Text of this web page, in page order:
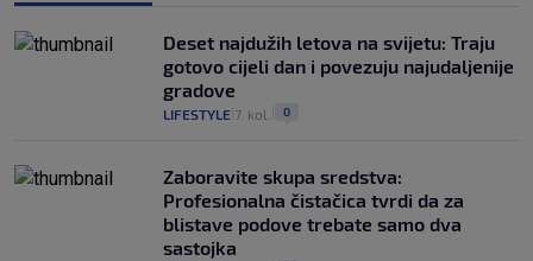
Deset najdužih letova na svijetu: Traju
gotovo cijeli dan i povezuju najudaljenije
gradove
LIFESTYLE 7. kol. 0
Zaboravite skupa sredstva:
Profesionalna čistačica tvrdi da za
blistave podove trebate samo dva
sastojka